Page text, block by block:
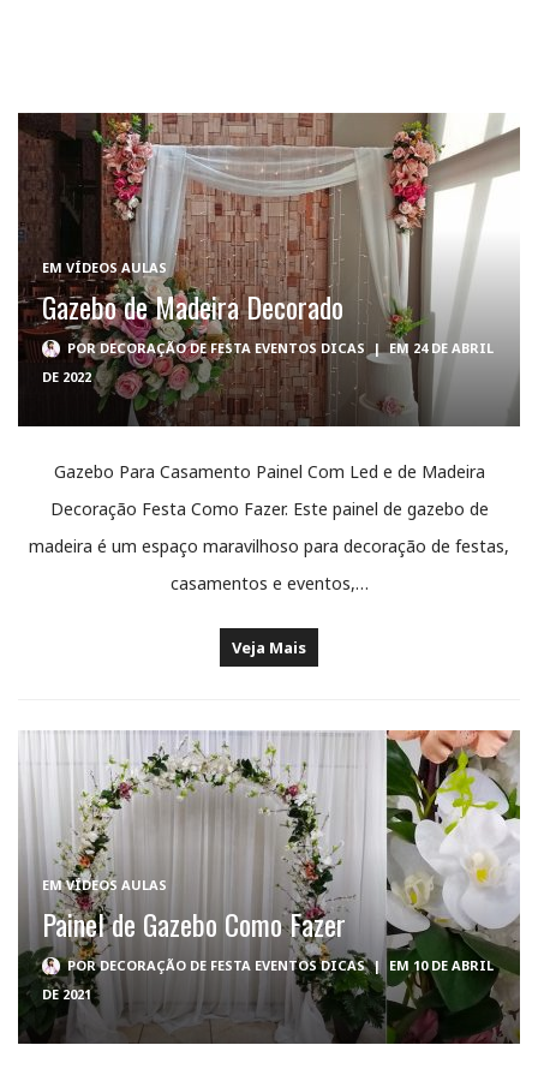
EM VÍDEOS AULAS
Gazebo de Madeira Decorado
PORDECORAÇÃO DE FESTA EVENTOS DICAS |
EM 24 DE ABRIL
DE 2022
Gazebo Para Casamento Painel Com Led e de Madeira
Decoração Festa Como Fazer. Este painel de gazebo de
madeira é um espaço maravilhoso para decoração de festas,
casamentos e eventos,…
Veja Mais
EMVÍDEOS AULAS
Painel de Gazebo Como Fazer
PORDECORAÇÃO DE FESTA EVENTOS DICAS |
EM 10 DE ABRIL
DE 2021